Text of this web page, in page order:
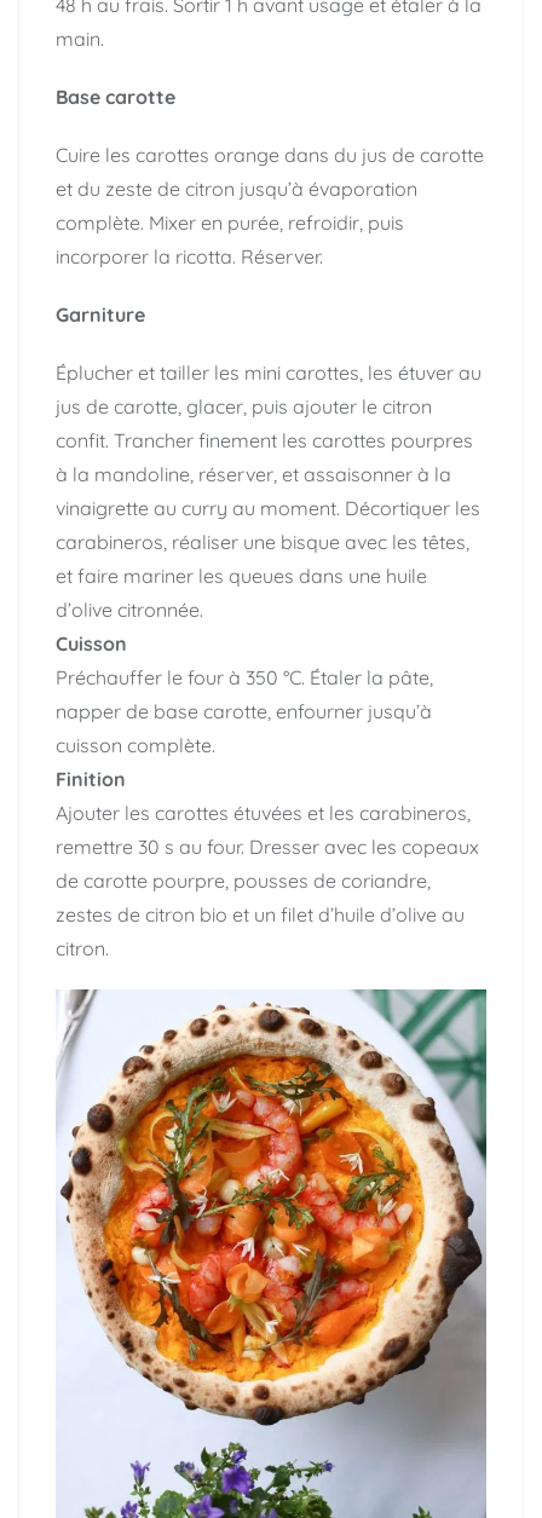
main.
Base carotte
Cuire les carottes orange dans du jus de carotte
et du zeste de citron jusqu’à évaporation
complète. Mixer en purée, refroidir, puis
incorporer la ricotta. Réserver.
Garniture
Éplucher et tailler les mini carottes, les étuver au
jus de carotte, glacer, puis ajouter le citron
confit. Trancher finement les carottes pourpres
à la mandoline, réserver, et assaisonner à la
vinaigrette au curry au moment. Décortiquer les
carabineros, réaliser une bisque avec les têtes,
et faire mariner les queues dans une huile
d’olive citronnée.
Cuisson
Préchauffer le four à 350 °C. Étaler la pâte,
napper de base carotte, enfourner jusqu’à
cuisson complète.
Finition
Ajouter les carottes étuvées et les carabineros,
remettre 30 s au four. Dresser avec les copeaux
de carotte pourpre, pousses de coriandre,
zestes de citron bio et un filet d’huile d’olive au
citron.